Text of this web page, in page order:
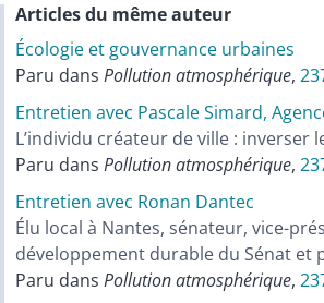
Articles du même auteur
Écologie et gouvernance urbaines
Paru dans Pollution atmosphérique,
Entretien avec Pascale Simard,
L’individu créateur de ville :
Paru dans Pollution atmosphérique,
Entretien avec Ronan Dantec
Élu local à Nantes, sénateur, vice-
développement durable du Sénat et
Paru dans Pollution atmosphérique,